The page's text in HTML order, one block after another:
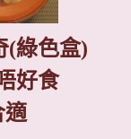
(綠色盒)
好食
適